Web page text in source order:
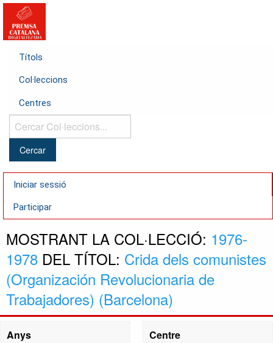
Títols
Col·leccions
Centres
Cercar
Col·leccions...
Iniciar sessió
Participar
MOSTRANT LA COL·LECCIÓ: 1976-
1978 DEL TÍTOL: Crida dels comunistes
(Organización Revolucionaria de
Trabajadores) (Barcelona)
Anys
Centre